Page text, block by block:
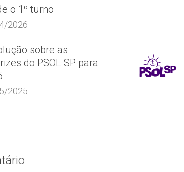
o 1º turno
2026
sobre as
do PSOL SP para
2025